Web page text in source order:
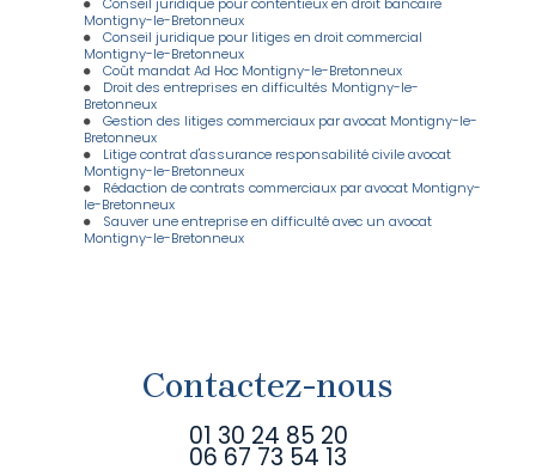
Conseil juridique pour contentieux en droit bancaire
Montigny-le-Bretonneux
Conseil juridique pour litiges en droit commercial
Montigny-le-Bretonneux
Coût mandat Ad Hoc Montigny-le-Bretonneux
Droit des entreprises en difficultés Montigny-le-
Bretonneux
Gestion des litiges commerciaux par avocat Montigny-le-
Bretonneux
Litige contrat d'assurance responsabilité civile avocat
Montigny-le-Bretonneux
Rédaction de contrats commerciaux par avocat Montigny-
le-Bretonneux
Sauver une entreprise en difficulté avec un avocat
Montigny-le-Bretonneux
Contactez-nous
01 30 24 85 20
06 67 73 54 13